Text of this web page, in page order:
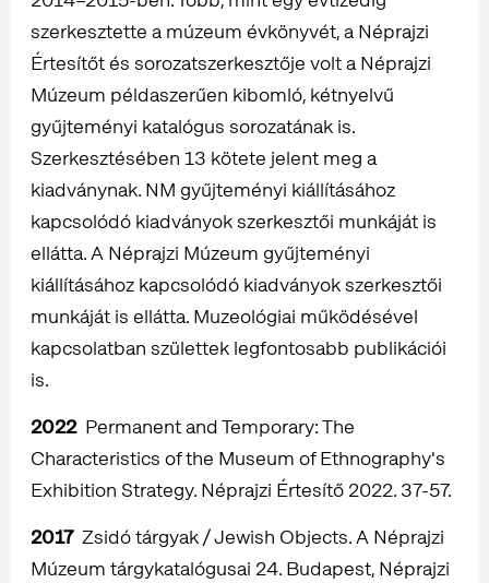
szerkesztette a múzeum évkönyvét, a Néprajzi
Értesítőt és sorozatszerkesztője volt a Néprajzi
Múzeum példaszerűen kibomló, kétnyelvű
gyűjteményi katalógus sorozatának is.
Szerkesztésében 13 kötete jelent meg a
kiadványnak. NM gyűjteményi kiállításához
kapcsolódó kiadványok szerkesztői munkáját is
ellátta. A Néprajzi Múzeum gyűjteményi
kiállításához kapcsolódó kiadványok szerkesztői
munkáját is ellátta. Muzeológiai működésével
kapcsolatban születtek legfontosabb publikációi
is.
2022 Permanent and Temporary: The
Characteristics of the Museum of Ethnography's
Exhibition Strategy. Néprajzi Értesítő 2022. 37-57.
2017Zsidó tárgyak / Jewish Objects. A Néprajzi
Múzeum tárgykatalógusai 24. Budapest, Néprajzi